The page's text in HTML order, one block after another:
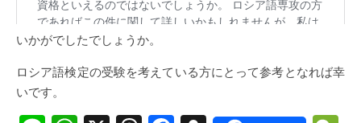
いかがでしたでしょうか。
ロシア語検定の受験を考えている方にとって参考となれば幸
いです。